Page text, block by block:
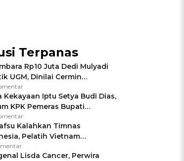
Terpanas
Rp10 Juta Dedi Mulyadi
UGM, Dinilai Cermin
Negara Jamin Keamanan
Kekayaan Iptu Setya Budi Dias,
KPK Pemeras Bupati
Kalahkan Timnas
Pelatih Vietnam
Pakai Jimat di Pakansari
Lisda Cancer, Perwira